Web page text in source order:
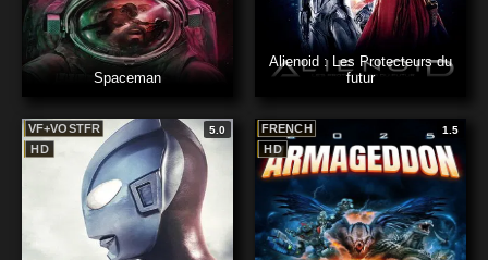
Spaceman
Alienoid : Les Protecteurs du
futur
HD
VF+VOSTFR 5.0
HD
FRENCH 1.5